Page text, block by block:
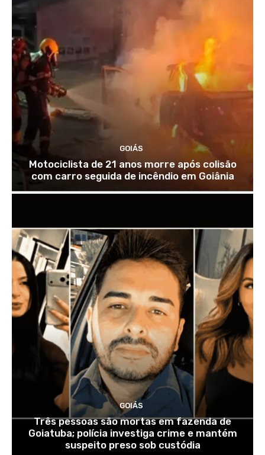
GOIÁS
Motociclista de 21 anos morre após colisão
com carro seguida de incêndio em Goiânia
GOIÁS
Três pessoas são mortas em fazenda de
Goiatuba; polícia investiga crime e mantém
suspeito preso sob custódia